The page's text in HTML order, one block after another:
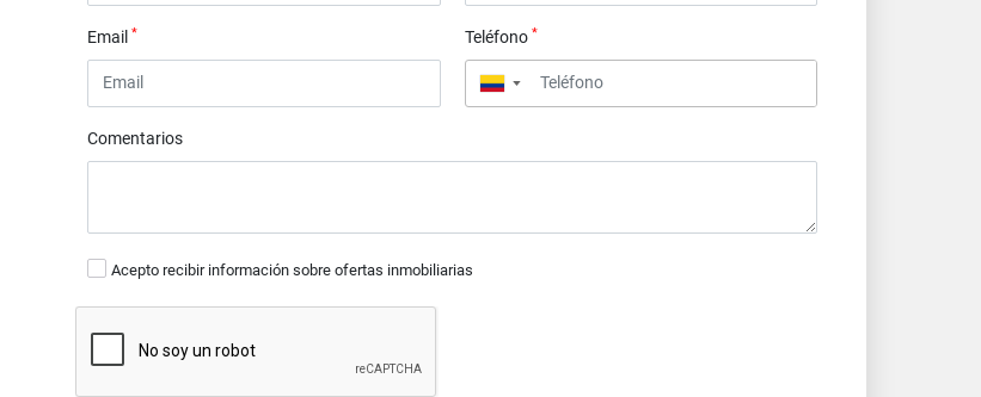
Email* Teléfono *
▼
Comentarios
Acepto recibir información sobre ofertas inmobiliarias